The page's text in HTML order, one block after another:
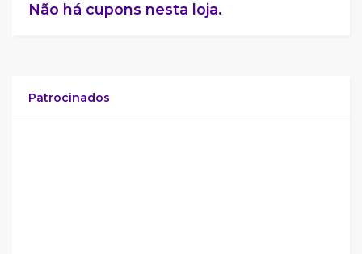
Não há cupons nesta loja.
Patrocinados